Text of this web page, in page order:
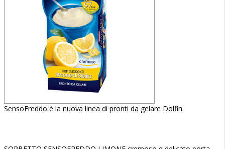
SensoFreddo è la nuova linea di pronti da gelare Dolfin.